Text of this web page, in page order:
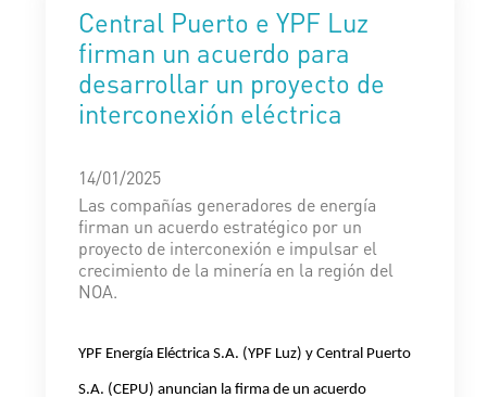
Central Puerto e YPF Luz
firman un acuerdo para
desarrollar un proyecto de
interconexión eléctrica
14/01/2025
Las compañías generadores de energía
firman un acuerdo estratégico por un
proyecto de interconexión e impulsar el
crecimiento de la minería en la región del
NOA.
YPF Energía Eléctrica S.A. (YPF Luz) y Central Puerto
S.A. (CEPU) anuncian la firma de un acuerdo